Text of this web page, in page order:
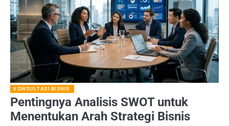
KONSULTASI BISNIS
Pentingnya Analisis SWOT untuk
Menentukan Arah Strategi Bisnis